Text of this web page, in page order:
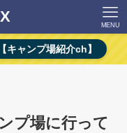
MENU
キャンプ場紹介ch】
プ場に行って